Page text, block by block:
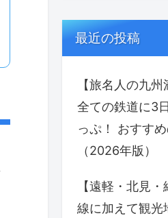
最近の投稿
【旅名人の九
全ての鉄道に3
っぷ！ おすす
（2026年版）
【遠軽・北見
線に加えて観光